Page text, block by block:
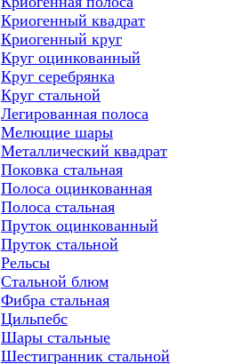
Криогенный квадрат
Криогенный круг
Круг оцинкованный
Круг серебрянка
Круг стальной
Легированная полоса
Мелющие шары
Металлический квадрат
Поковка стальная
Полоса оцинкованная
Полоса стальная
Пруток оцинкованный
Пруток стальной
Рельсы
Стальной блюм
Фибра стальная
Цильпебс
Шары стальные
Шестигранник стальной